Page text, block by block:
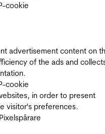
cookie
advertisement content on
of the ads and
cookie
in order to present
visitor's preferences.